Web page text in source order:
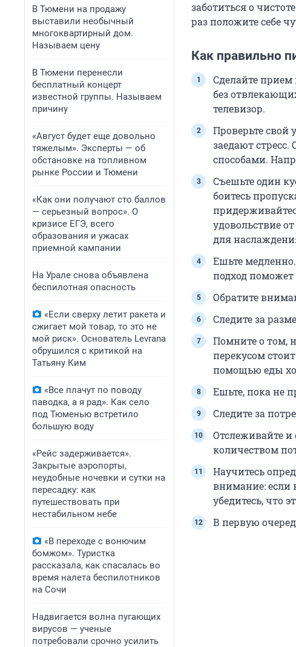
В Тюмени на продажу
выставили необычный
многоквартирный дом.
Называем цену
В Тюмени перенесли
бесплатный концерт
известной группы. Называем
причину
«Август будет еще довольно
тяжелым». Эксперты — об
обстановке на топливном
рынке России и Тюмени
«Как они получают сто баллов
— серьезный вопрос». О
кризисе ЕГЭ, всего
образования и ужасах
приемной кампании
На Урале снова объявлена
беспилотная опасность
«Если сверху летит ракета и
сжигает мой товар, то это не
мой риск». Основатель Levrana
обрушился с критикой на
Татьяну Ким
«Все плачут по поводу
паводка, а я рад». Как село
под Тюменью встретило
большую воду
«Рейс задерживается».
Закрытые аэропорты,
неудобные ночевки и сутки на
пересадку: как
путешествовать при
нестабильном небе
«В переходе с вонючим
бомжом». Туристка
рассказала, как спасалась во
время налета беспилотников
на Сочи
Надвигается волна пугающих
вирусов — ученые
потребовали срочно усилить
заботиться о
раз положите себе
Как правильно
Сделайте
без
телевизор.
Проверьте свой
заедают
способами.
Съешьте один
боитесь
удовольствие
для
Ешьте
подход
Обратите
Следите за
Помните о том,
перекусом
помощью еды
Ешьте, пока не
Следите за
Отслеживайте и
количеством
Научитесь
внимание: если
убедитесь, что
В первую